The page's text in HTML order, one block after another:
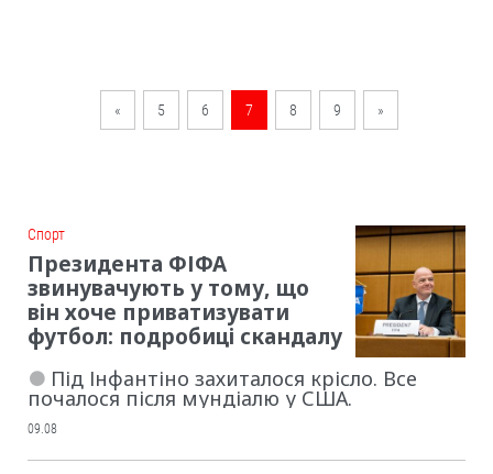
« 5 6 7 8 9 »
Cпорт
Президента ФІФА
звинувачують у тому, що
він хоче приватизувати
футбол: подробиці скандалу
Під Інфантіно захиталося крісло. Все
почалося після мундіалю у США.
09.08